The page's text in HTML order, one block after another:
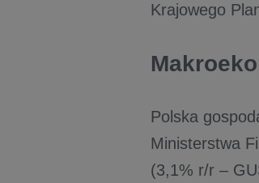
Krajowego
Polska
Ministerstwa
(3,1% r/r –